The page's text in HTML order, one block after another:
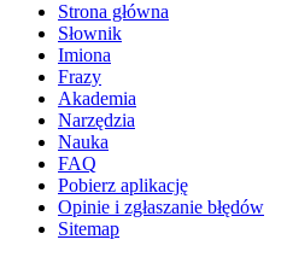
Strona główna
Słownik
Imiona
Frazy
Akademia
Narzędzia
Nauka
FAQ
Pobierz aplikację
Opinie i zgłaszanie błędów
Sitemap